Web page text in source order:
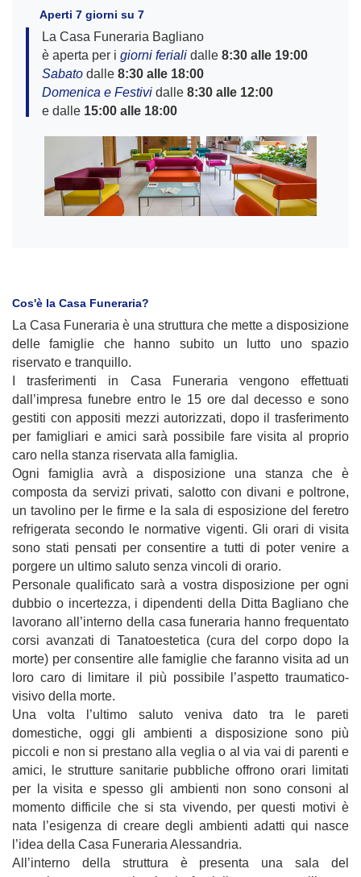
Aperti 7 giorni su 7
La Casa Funeraria Bagliano
è aperta per i giorni feriali dalle 8:30 alle 19:00
Sabato dalle 8:30 alle 18:00
Domenica e Festivi dalle 8:30 alle 12:00
e dalle 15:00 alle 18:00
Cos'è la Casa Funeraria?
La Casa Funeraria è una struttura che mette a disposizione
delle famiglie che hanno subito un lutto uno spazio
riservato e tranquillo.
I trasferimenti in Casa Funeraria vengono effettuati
dall’impresa funebre entro le 15 ore dal decesso e sono
gestiti con appositi mezzi autorizzati, dopo il trasferimento
per famigliari e amici sarà possibile fare visita al proprio
caro nella stanza riservata alla famiglia.
Ogni famiglia avrà a disposizione una stanza che è
composta da servizi privati, salotto con divani e poltrone,
un tavolino per le firme e la sala di esposizione del feretro
refrigerata secondo le normative vigenti. Gli orari di visita
sono stati pensati per consentire a tutti di poter venire a
porgere un ultimo saluto senza vincoli di orario.
Personale qualificato sarà a vostra disposizione per ogni
dubbio o incertezza, i dipendenti della Ditta Bagliano che
lavorano all’interno della casa funeraria hanno frequentato
corsi avanzati di Tanatoestetica (cura del corpo dopo la
morte) per consentire alle famiglie che faranno visita ad un
loro caro di limitare il più possibile l’aspetto traumatico-
visivo della morte.
Una volta l’ultimo saluto veniva dato tra le pareti
domestiche, oggi gli ambienti a disposizione sono più
piccoli e non si prestano alla veglia o al via vai di parenti e
amici, le strutture sanitarie pubbliche offrono orari limitati
per la visita e spesso gli ambienti non sono consoni al
momento difficile che si sta vivendo, per questi motivi è
nata l’esigenza di creare degli ambienti adatti qui nasce
l’idea della Casa Funeraria Alessandria.
All’interno della struttura è presenta una sala del